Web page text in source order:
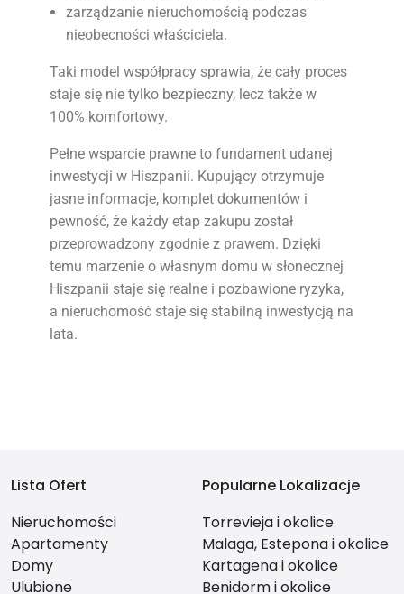
zarządzanie nieruchomością podczas
nieobecności właściciela.
Taki model współpracy sprawia, że cały proces
staje się nie tylko bezpieczny, lecz także w
100% komfortowy.
Pełne wsparcie prawne to fundament udanej
inwestycji w Hiszpanii. Kupujący otrzymuje
jasne informacje, komplet dokumentów i
pewność, że każdy etap zakupu został
przeprowadzony zgodnie z prawem. Dzięki
temu marzenie o własnym domu w słonecznej
Hiszpanii staje się realne i pozbawione ryzyka,
a nieruchomość staje się stabilną inwestycją na
lata.
Lista Ofert
Nieruchomości
Apartamenty
Domy
Ulubione
Popularne Lokalizacje
Torrevieja i okolice
Malaga, Estepona i okolice
Kartagena i okolice
Benidorm i okolice